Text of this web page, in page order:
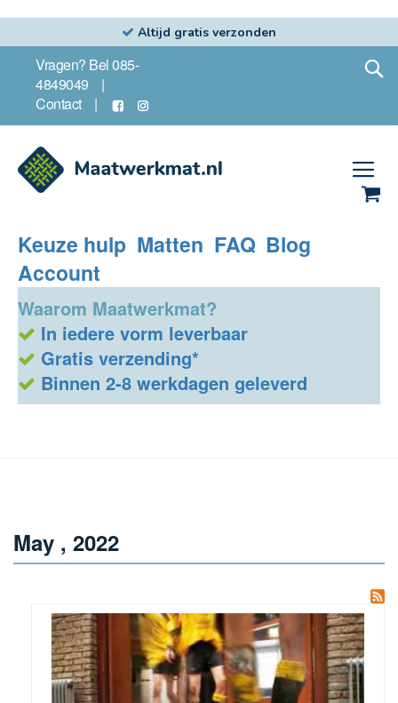
Altijd gratis verzonden
Vragen? Bel 085-
4849049
Contact
Keuze hulp Matten FAQ Blog
Account
Waarom Maatwerkmat?
In iedere vorm leverbaar
Gratis verzending*
Binnen 2-8 werkdagen geleverd
May , 2022